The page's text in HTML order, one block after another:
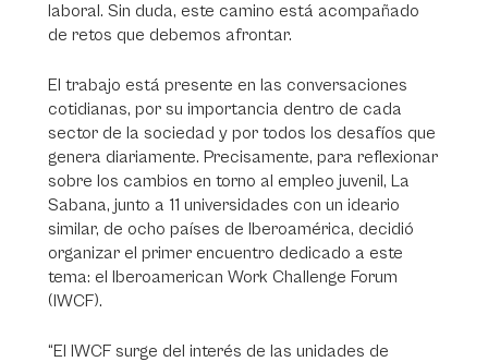
laboral. Sin duda, este camino está acompañado
de retos que debemos afrontar.
El trabajo está presente en las conversaciones
cotidianas, por su importancia dentro de cada
sector de la sociedad y por todos los desafíos que
genera diariamente. Precisamente, para reflexionar
sobre los cambios en torno al empleo juvenil, La
Sabana, junto a 11 universidades con un ideario
similar, de ocho países de Iberoamérica, decidió
organizar el primer encuentro dedicado a este
tema: el Iberoamerican Work Challenge Forum
(IWCF).
“El IWCF surge del interés de las unidades de